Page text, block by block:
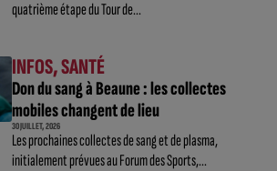
quatrième étape du Tour de...
INFOS,SANTÉ
Don du sang à Beaune : les collectes
mobiles changent de lieu
30 JUILLET, 2026
Les prochaines collectes de sang et de plasma,
initialement prévues au Forum des Sports,...